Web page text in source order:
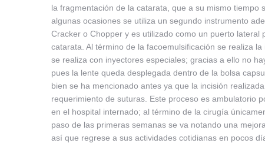
la fragmentación de la catarata, que a su mismo tiempo
algunas ocasiones se utiliza un segundo instrumento
Cracker o Chopper y es utilizado como un puerto
catarata. Al término de la facoemulsificación se realiza
se realiza con inyectores especiales; gracias a ello no
pues la lente queda desplegada dentro de la bolsa
bien se ha mencionado antes ya que la incisión
requerimiento de suturas. Este proceso es ambulatorio
en el hospital internado; al término de la cirugía
paso de las primeras semanas se va notando una
así que regrese a sus actividades cotidianas en pocos